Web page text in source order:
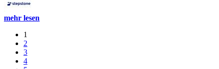
mehr lesen
1
2
3
4